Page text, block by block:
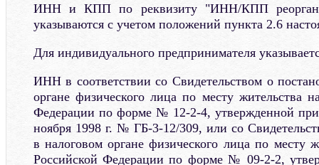
ИНН и КПП по реквизиту "ИНН/КПП
указываются с учетом положений пункта 2.6
Для индивидуального предпринимателя
ИНН в соответствии со Свидетельством о
органе физического лица по месту жительства
Федерации по форме № 12-2-4, утвержденной
ноября 1998 г. № ГБ-3-12/309, или со
в налоговом органе физического лица по месту
Российской Федерации по форме № 09-2-2,